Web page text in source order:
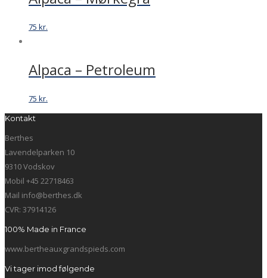
75 kr.
Alpaca – Petroleum
75 kr.
Kontakt
Berthes
Lavendelparken 10
9310 Vodskov
Mobil +45 22718463
Mail info@berthes.dk
CVR: 37914126
100% Made in France
www.bertheauxgrandspieds.com
Vi tager imod følgende